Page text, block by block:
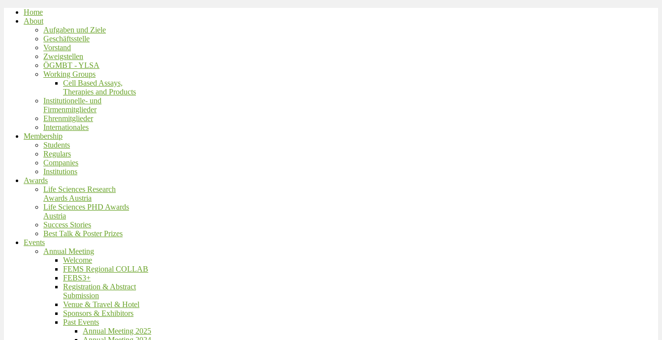
Home
About
Aufgaben und Ziele
Geschäftsstelle
Vorstand
Zweigstellen
ÖGMBT - YLSA
Working Groups
Cell Based Assays,
Therapies and Products
Institutionelle- und
Firmenmitglieder
Ehrenmitglieder
Internationales
Membership
Students
Regulars
Companies
Institutions
Awards
Life Sciences Research
Awards Austria
Life Sciences PHD Awards
Austria
Success Stories
Best Talk & Poster Prizes
Events
Annual Meeting
Welcome
FEMS Regional COLLAB
FEBS3+
Registration & Abstract
Submission
Venue & Travel & Hotel
Sponsors & Exhibitors
Past Events
Annual Meeting 2025